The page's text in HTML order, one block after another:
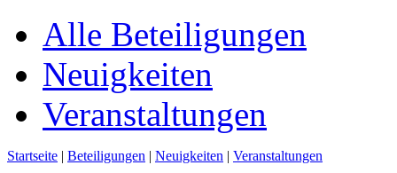
Alle Beteiligungen
Neuigkeiten
Veranstaltungen
Startseite | Beteiligungen | Neuigkeiten | Veranstaltungen